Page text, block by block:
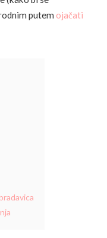
putem ojačati